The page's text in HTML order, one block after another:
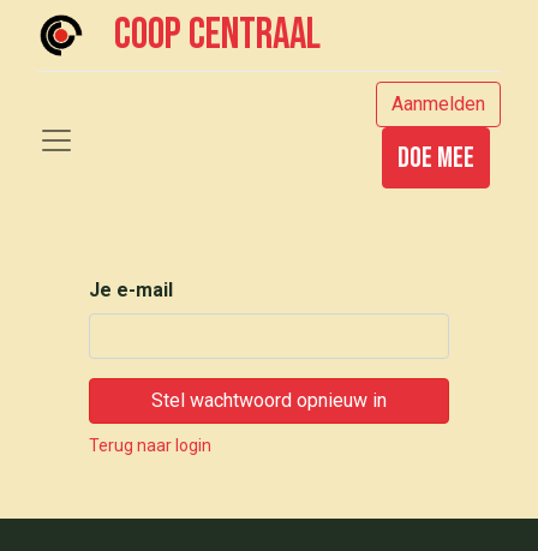
Coop centraal
Aanmelden
Doe mee
Je e-mail
Stel wachtwoord opnieuw in
Terug naar login